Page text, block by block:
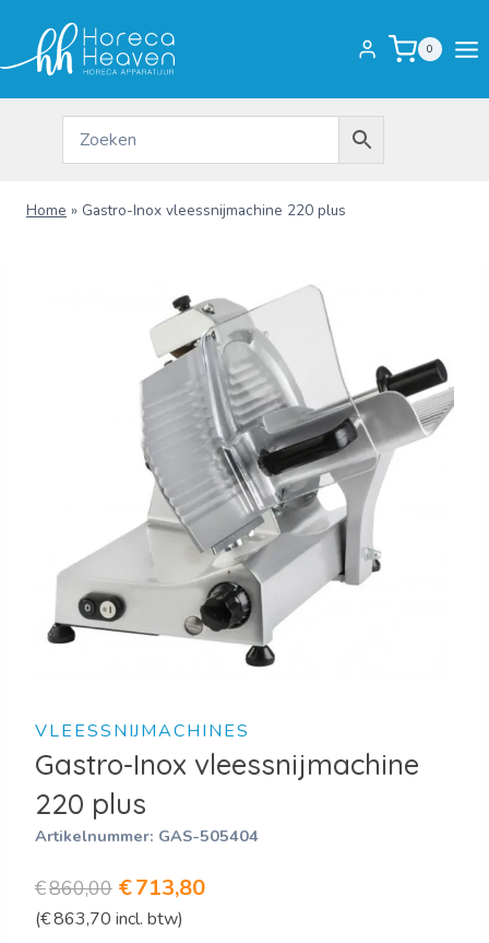
inhoud
0
Home » Gastro-Inox vleessnijmachine 220 plus
VLEESSNIJMACHINES
Gastro-Inox vleessnijmachine
220 plus
Artikelnummer: GAS-505404
€860,00 Oorspronkelijke
prijs
€713,80Huidige
(€863,70 incl. btw)